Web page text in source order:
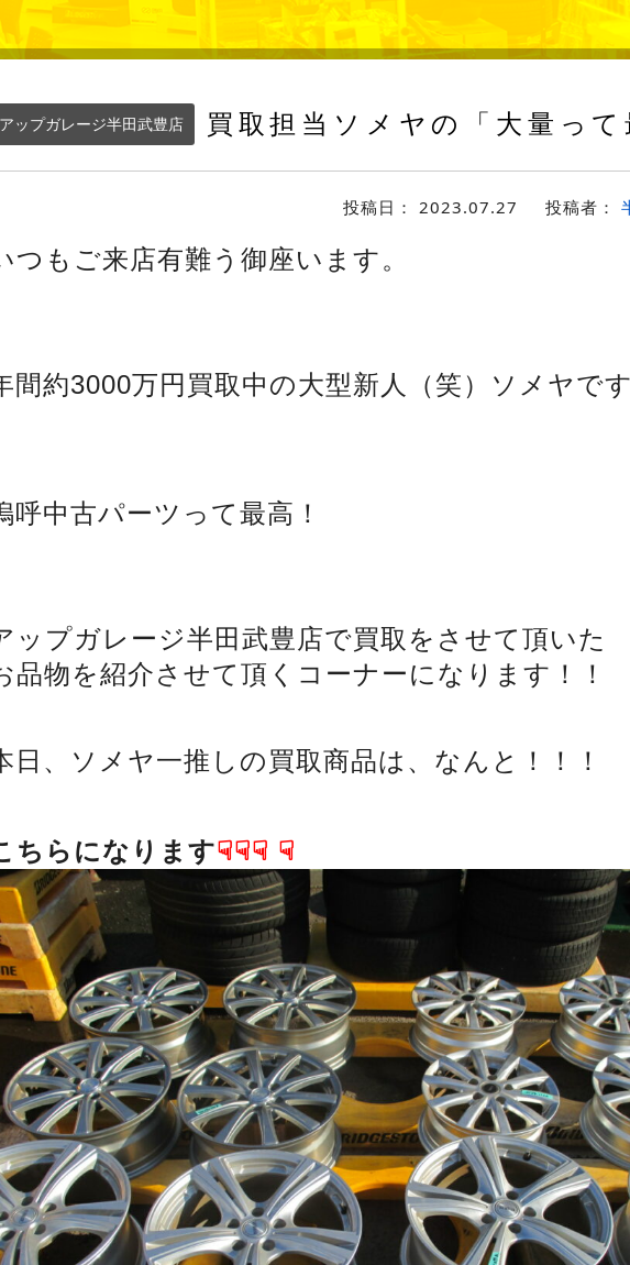
アップガレージ半田武豊店 買取担当ソメヤの「大量っ
投稿日： 2023.07.27 投稿者：
つもご来店有難う御座います。
間約3000万円買取中の大型新人（笑）ソメヤで
呼中古パーツって最高！
ップガレージ半田武豊店で買取をさせて頂いた
品物を紹介させて頂くコーナーになります！！
日、ソメヤ一推しの買取商品は、なんと！！！
ちらになります☟☟☟ ☟